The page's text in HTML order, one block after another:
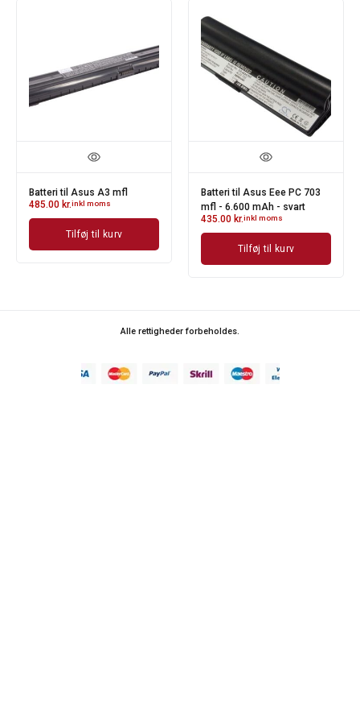
Batteri til Asus A3 mfl
485.00 kr.inkl moms
Tilføj til kurv
Batteri til Asus Eee PC 703
mfl - 6.600 mAh - svart
435.00 kr.inkl moms
Tilføj til kurv
Alle rettigheder forbeholdes.